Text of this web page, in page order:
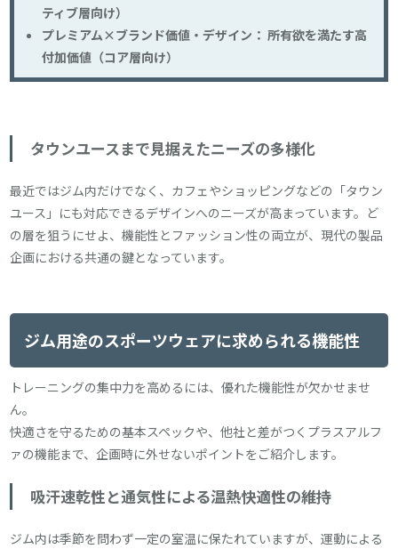
ティブ層向け）
プレミアム×ブランド価値・デザイン： 所有欲を満たす高
付加価値（コア層向け）
タウンユースまで見据えたニーズの多様化
最近ではジム内だけでなく、カフェやショッピングなどの「タウン
ユース」にも対応できるデザインへのニーズが高まっています。ど
の層を狙うにせよ、機能性とファッション性の両立が、現代の製品
企画における共通の鍵となっています。
ジム用途のスポーツウェアに求められる機能性
トレーニングの集中力を高めるには、優れた機能性が欠かせませ
ん。
快適さを守るための基本スペックや、他社と差がつくプラスアルフ
ァの機能まで、企画時に外せないポイントをご紹介します。
吸汗速乾性と通気性による温熱快適性の維持
ジム内は季節を問わず一定の室温に保たれていますが、運動による